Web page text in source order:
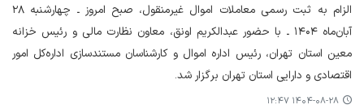
الزام به ثبت رسمی معاملات اموال غیرمنقول، صبح امروز ـ چهارشنبه ۲۸
آبان‌ماه ۱۴۰۴ ـ با حضور عبدالکریم اونق، معاون نظارت مالی و رئیس خزانه
معین استان تهران، رئیس اداره اموال و کارشناسان مستندسازی اداره‌کل امور
اقتصادی و دارایی استان تهران برگزار شد.
۱۴۰۴-۰۸-۲۸ ۱۲:۴۷